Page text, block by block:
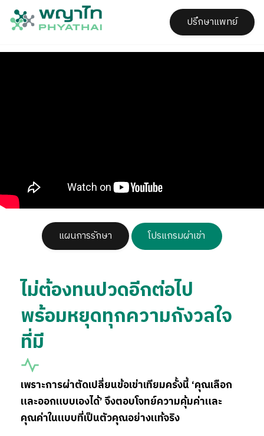
ปรึกษาแพทย์
แผนการรักษา โปรแกรมผ่าเข่า
ไม่ต้องทนปวดอีกต่อไป
พร้อมหยุดทุกความกังวลใจ
ที่มี
เพราะการผ่าตัดเปลี่ยนข้อเข่าเทียมครั้งนี้ ‘คุณเลือก
และออกแบบเองได้’ จึงตอบโจทย์ความคุ้มค่าและ
คุณค่าในแบบที่เป็นตัวคุณอย่างแท้จริง